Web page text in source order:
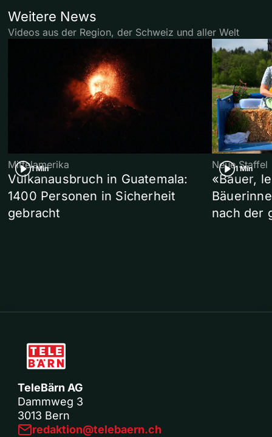
Weitere News
Videos aus der Region, der Schweiz und aller Welt
1 Min
Mittelamerika
Vulkanausbruch in Guatemala:
1400 Personen in Sicherheit
gebracht
1 Min
Neue Staffel
«Bauer,
nach der
TeleBärn AG
Dammweg 3
3013 Bern
redaktion@telebaern.ch